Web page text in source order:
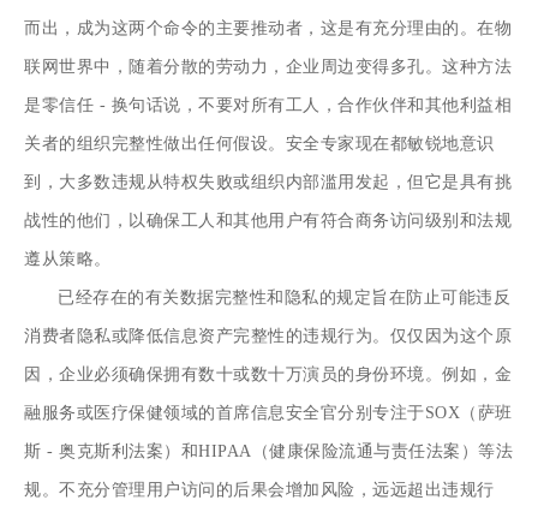
而出，成为这两个命令的主要推动者，这是有充分理由的。在物
联网世界中，随着分散的劳动力，企业周边变得多孔。这种方法
是零信任 - 换句话说，不要对所有工人，合作伙伴和其他利益相
关者的组织完整性做出任何假设。安全专家现在都敏锐地意识
到，大多数违规从特权失败或组织内部滥用发起，但它是具有挑
战性的他们，以确保工人和其他用户有符合商务访问级别和法规
遵从策略。
已经存在的有关数据完整性和隐私的规定旨在防止可能违反
消费者隐私或降低信息资产完整性的违规行为。仅仅因为这个原
因，企业必须确保拥有数十或数十万演员的身份环境。例如，金
融服务或医疗保健领域的首席信息安全官分别专注于SOX（萨班
斯 - 奥克斯利法案）和HIPAA（健康保险流通与责任法案）等法
规。不充分管理用户访问的后果会增加风险，远远超出违规行